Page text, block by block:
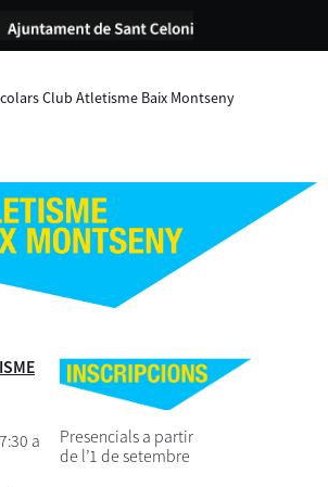
Club Atletisme Baix Montseny
a
Presencials a partir
de l’1 de setembre